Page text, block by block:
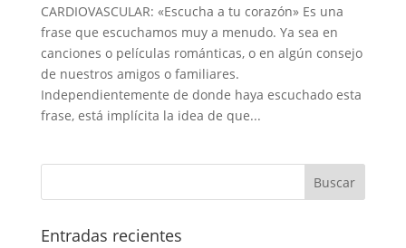
CARDIOVASCULAR: «Escucha a tu corazón» Es una
frase que escuchamos muy a menudo. Ya sea en
canciones o películas románticas, o en algún consejo
de nuestros amigos o familiares.
Independientemente de donde haya escuchado esta
frase, está implícita la idea de que...
Entradas recientes